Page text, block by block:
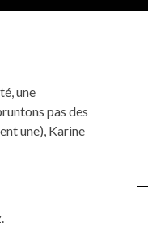
une
pas des
une), Karine